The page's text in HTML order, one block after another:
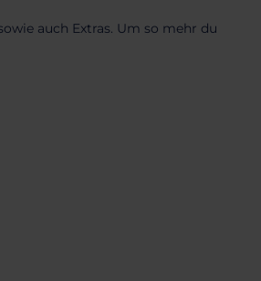
auch Extras. Um so mehr du